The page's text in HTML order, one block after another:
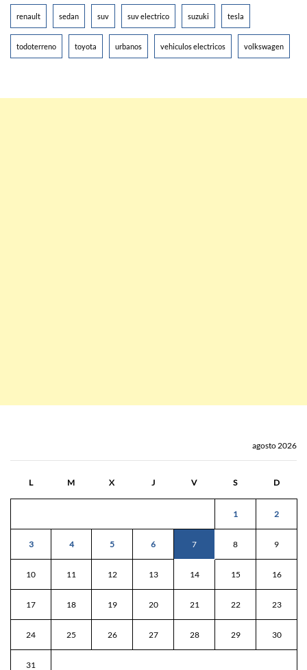
renault sedan suv suv electrico suzuki tesla
todoterreno toyota urbanos vehiculos electricos volkswagen
agosto 2026
L M X J V S D
1 2
3 4 5 6 7 8 9
10 11 12 13 14 15 16
17 18 19 20 21 22 23
24 25 26 27 28 29 30
31